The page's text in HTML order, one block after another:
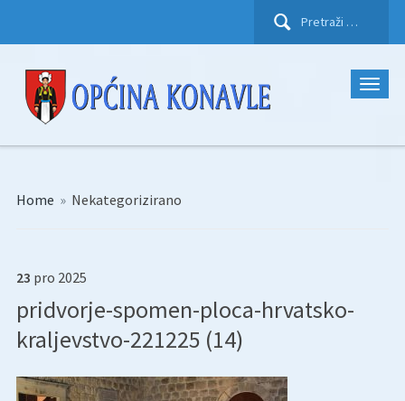
Pretraži:
Home » Nekategorizirano
23 pro 2025
pridvorje-spomen-ploca-hrvatsko-
kraljevstvo-221225 (14)